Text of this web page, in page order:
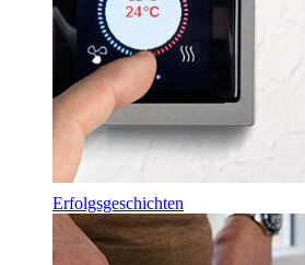
Erfolgsgeschichten